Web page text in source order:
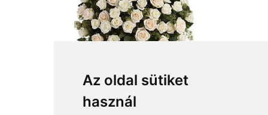
Az oldal sütiket
használ
Álomszép
104 000 Ft-tól